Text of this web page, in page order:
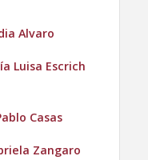
Alvaro
Luisa Escrich
Casas
Zangaro